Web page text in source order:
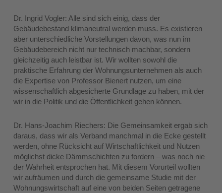
Dr. Ingrid Vogler: Alle sind sich einig, dass der
Gebäudebestand klimaneutral werden muss. Es existieren
aber unterschiedliche Vorstellungen davon, was nun im
Gebäudebereich nicht nur technisch machbar, sondern
gleichzeitig auch leistbar ist. Wir wollten sowohl die
praktische Erfahrung der Wohnungsunternehmen als auch
die Expertise von Professor Bienert nutzen, um eine
wissenschaftlich abgesicherte Grundlage zu haben, mit der
wir in die Politik und die Öffentlichkeit gehen können.
Dr. Hans-Joachim Riechers: Die Gemeinsamkeit ergab sich
daraus, dass wir als Verband manchmal in die Ecke gestellt
werden, ohne Rücksicht auf Wirtschaftlichkeit und Nutzen
möglichst dicke Dämmschichten zu fordern – was noch nie
der Wahrheit entsprochen hat. Mit diesem Vorurteil wollten
wir aufräumen und durch die gemeinsame Studie mit der
Wohnungswirtschaft auf eine von beiden Seiten getragene